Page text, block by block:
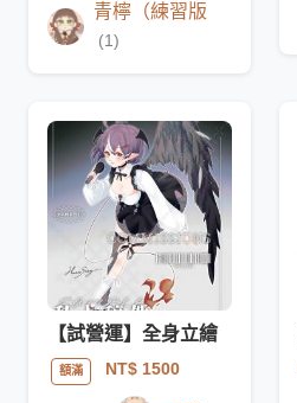
青檸（練習版
(1)
【試營運】全身立繪
額滿 NT$ 1500